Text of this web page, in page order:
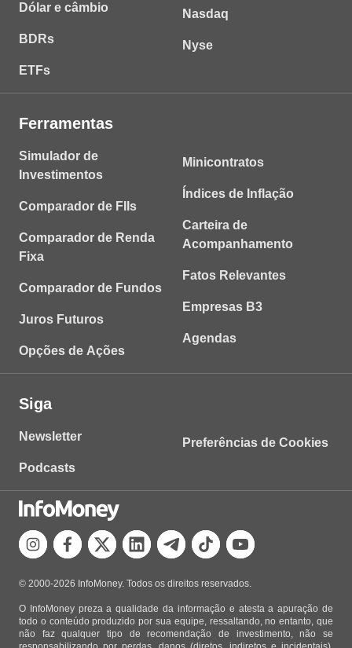
Dólar e câmbio
BDRs
ETFs
Nasdaq
Nyse
Ferramentas
Simulador de
Investimentos
Comparador de FIIs
Comparador de Renda
Fixa
Comparador de Fundos
Juros Futuros
Opções de Ações
Minicontratos
Índices de Inflação
Carteira de
Acompanhamento
Fatos Relevantes
Empresas B3
Agendas
Siga
Newsletter
Podcasts
Preferências de Cookies
© 2000-2026 InfoMoney. Todos os direitos reservados.
O InfoMoney preza a qualidade da informação e atesta a apuração de
todo o conteúdo produzido por sua equipe, ressaltando, no entanto, que
não faz qualquer tipo de recomendação de investimento, não se